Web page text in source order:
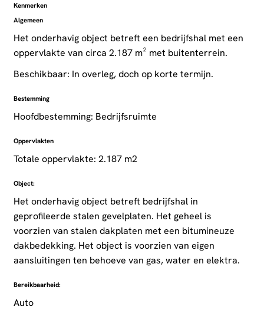
Kenmerken
Algemeen
Het onderhavig object betreft een bedrijfshal met een
oppervlakte van circa 2.187 m² met buitenterrein.
Beschikbaar: In overleg, doch op korte termijn.
Bestemming
Hoofdbestemming: Bedrijfsruimte
Oppervlakten
Totale oppervlakte: 2.187 m2
Object:
Het onderhavig object betreft bedrijfshal in
geprofileerde stalen gevelplaten. Het geheel is
voorzien van stalen dakplaten met een bitumineuze
dakbedekking. Het object is voorzien van eigen
aansluitingen ten behoeve van gas, water en elektra.
Bereikbaarheid:
Auto